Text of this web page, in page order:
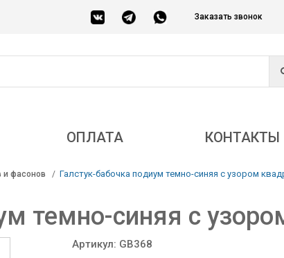
Заказать звонок
ОПЛАТА КОНТАКТЫ
и фасонов Галстук-бабочка подиум темно-синяя с узором
темно-синяя с
Артикул: GB368